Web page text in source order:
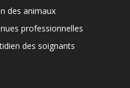
des animaux
professionnelles
des soignants